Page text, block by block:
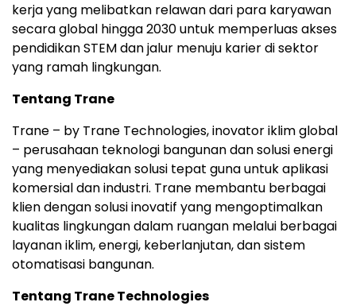
kerja yang melibatkan relawan dari para karyawan
secara global hingga 2030 untuk memperluas akses
pendidikan STEM dan jalur menuju karier di sektor
yang ramah lingkungan.
Tentang Trane
Trane – by Trane Technologies, inovator iklim global
– perusahaan teknologi bangunan dan solusi energi
yang menyediakan solusi tepat guna untuk aplikasi
komersial dan industri. Trane membantu berbagai
klien dengan solusi inovatif yang mengoptimalkan
kualitas lingkungan dalam ruangan melalui berbagai
layanan iklim, energi, keberlanjutan, dan sistem
otomatisasi bangunan.
Tentang Trane Technologies